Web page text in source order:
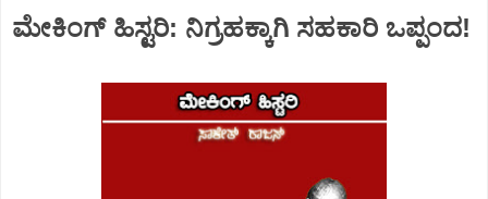
ಮೇಕಿಂಗ್ ಹಿಸ್ಟರಿ: ನಿಗ್ರಹಕ್ಕಾಗಿ ಸಹಕಾರಿ ಒಪ್ಪಂದ!